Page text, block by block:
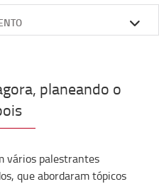
planeando o
vários palestrantes
que abordaramtópicos